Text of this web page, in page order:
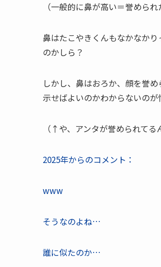
（一般的に鼻が高い＝誉めら
鼻はたこやきくんもなかなか
のかしら？
しかし、鼻はおろか、顔を誉
示せばよいのかわからないの
（↑や、アンタが誉められてる
2025年からのコメント：
www
そうなのよね…
誰に似たのか…